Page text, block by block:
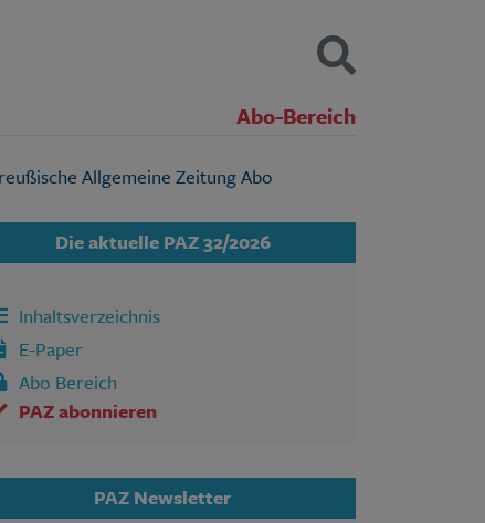
Abo-Bereich
Kontakt
Datenschutz
SUCHEN
Die aktuelle PAZ 32/2026
Inhaltsverzeichnis
E-Paper
Abo Bereich
PAZ abonnieren
PAZ Newsletter